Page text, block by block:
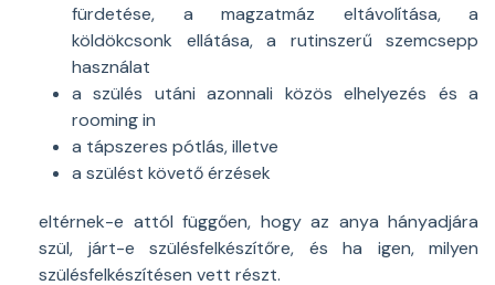
fürdetése, a magzatmáz eltávolítása, a
köldökcsonk ellátása, a rutinszerű szemcsepp
használat
a szülés utáni azonnali közös elhelyezés és a
rooming in
a tápszeres pótlás, illetve
a szülést követő érzések
eltérnek-e attól függően, hogy az anya hányadjára
szül, járt-e szülésfelkészítőre, és ha igen, milyen
szülésfelkészítésen vett részt.